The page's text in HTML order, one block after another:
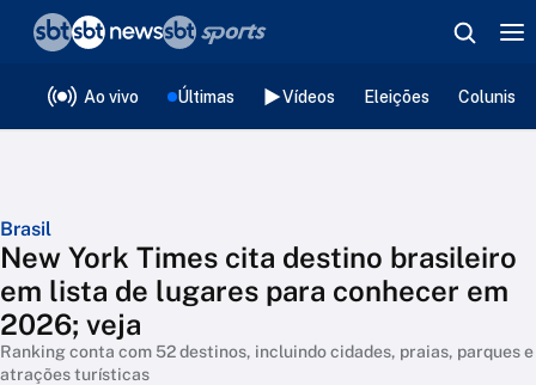
Ao vivo Últimas Vídeos Eleições
Brasil
New York Times cita destino brasileiro
em lista de lugares para conhecer em
2026; veja
Ranking conta com 52 destinos, incluindo cidades, praias, parques e
atrações turísticas
❮voltar
Editorias